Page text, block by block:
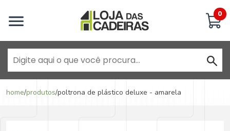
0
home/produtos/poltrona de plástico deluxe - amarela
Inicie uma conversa
Goiânia - Jardim América